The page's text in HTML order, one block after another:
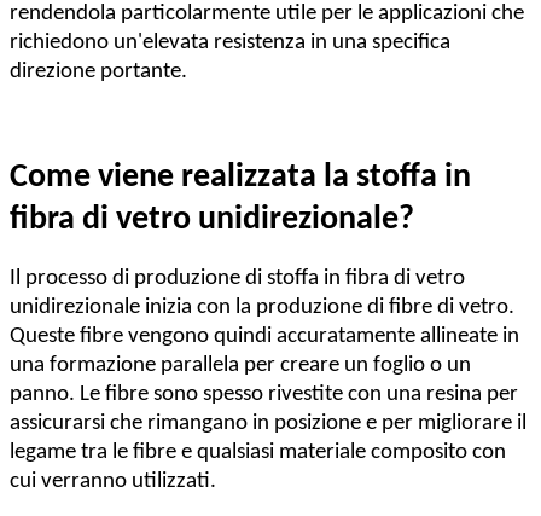
rendendola particolarmente utile per le applicazioni che
richiedono un'elevata resistenza in una specifica
direzione portante.
Come viene realizzata la stoffa in
fibra di vetro unidirezionale?
Il processo di produzione di stoffa in fibra di vetro
unidirezionale inizia con la produzione di fibre di vetro.
Queste fibre vengono quindi accuratamente allineate in
una formazione parallela per creare un foglio o un
panno. Le fibre sono spesso rivestite con una resina per
assicurarsi che rimangano in posizione e per migliorare il
legame tra le fibre e qualsiasi materiale composito con
cui verranno utilizzati.